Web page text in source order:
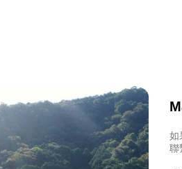
如
聯